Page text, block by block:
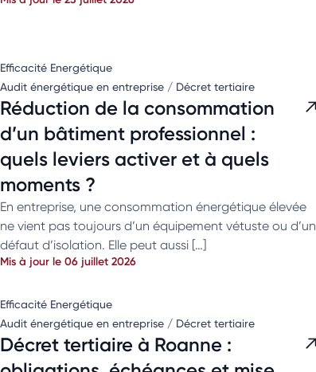
Efficacité Energétique
Audit énergétique en entreprise / Décret tertiaire
Réduction de la consommation
d’un bâtiment professionnel :
quels leviers activer et à quels
moments ?
En entreprise, une consommation énergétique élevée
ne vient pas toujours d’un équipement vétuste ou d’un
défaut d’isolation. Elle peut aussi […]
Mis à jour le 06 juillet 2026
Efficacité Energétique
Audit énergétique en entreprise / Décret tertiaire
Décret tertiaire à Roanne :